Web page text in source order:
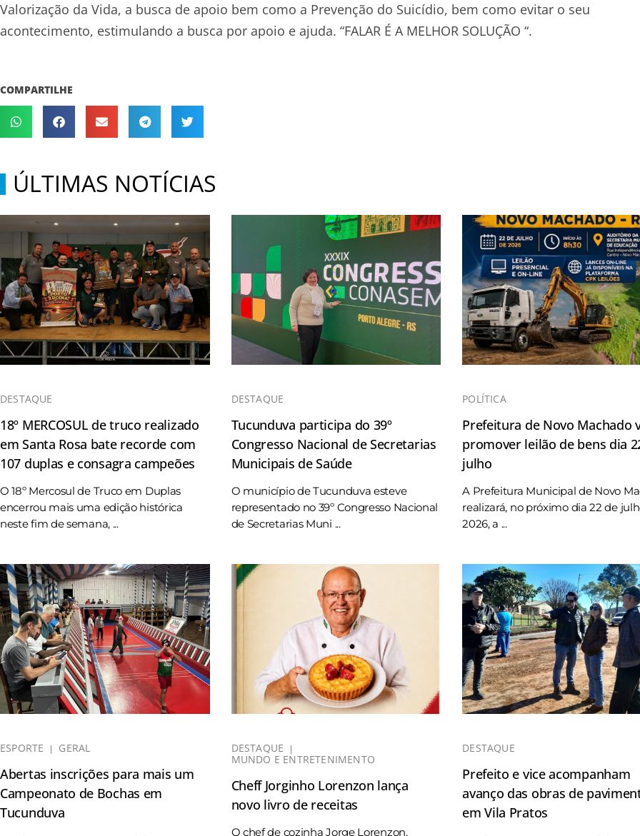
Valorização da Vida, a busca de apoio bem como a Prevenção do Suicídio, bem como evitar o seu
acontecimento, estimulando a busca por apoio e ajuda. “FALAR É A MELHOR SOLUÇÃO “.
COMPARTILHE
ÚLTIMAS NOTÍCIAS
DESTAQUE
18º MERCOSUL de truco realizado
em Santa Rosa bate recorde com
107 duplas e consagra campeões
O 18º Mercosul de Truco em Duplas
encerrou mais uma edição histórica
neste fim de semana, ...
DESTAQUE
Tucunduva participa do 39º
Congresso Nacional de Secretarias
Municipais de Saúde
O município de Tucunduva esteve
representado no 39º Congresso Nacional
de Secretarias Muni ...
POLÍTICA
Prefeitura de Novo Machado
promover leilão de bens dia
julho
A Prefeitura Municipal de Novo
realizará, no próximo dia 22 de
2026, a ...
ESPORTE GERAL
Abertas inscrições para mais um
Campeonato de Bochas em
Tucunduva
DESTAQUE
MUNDO E ENTRETENIMENTO
Cheff Jorginho Lorenzon lança
novo livro de receitas
O chef de cozinha Jorge Lorenzon,
DESTAQUE
Prefeito e vice acompanham
avanço das obras de
em Vila Pratos